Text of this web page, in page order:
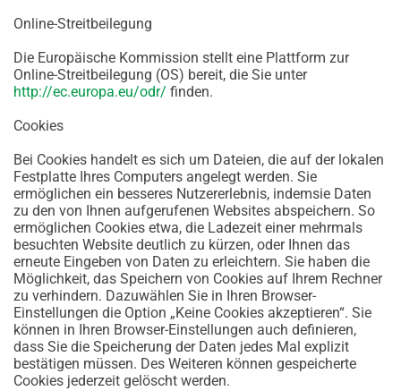
Online-Streitbeilegung
Die Europäische Kommission stellt eine Plattform zur
Online-Streitbeilegung (OS) bereit, die Sie unter
http://ec.europa.eu/odr/ finden.
Cookies
Bei Cookies handelt es sich um Dateien, die auf der lokalen
Festplatte Ihres Computers angelegt werden. Sie
ermöglichen ein besseres Nutzererlebnis, indemsie Daten
zu den von Ihnen aufgerufenen Websites abspeichern. So
ermöglichen Cookies etwa, die Ladezeit einer mehrmals
besuchten Website deutlich zu kürzen, oder Ihnen das
erneute Eingeben von Daten zu erleichtern. Sie haben die
Möglichkeit, das Speichern von Cookies auf Ihrem Rechner
zu verhindern. Dazuwählen Sie in Ihren Browser-
Einstellungen die Option „Keine Cookies akzeptieren“. Sie
können in Ihren Browser-Einstellungen auch definieren,
dass Sie die Speicherung der Daten jedes Mal explizit
bestätigen müssen. Des Weiteren können gespeicherte
Cookies jederzeit gelöscht werden.